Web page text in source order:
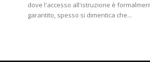
dove l'accesso all'istruzione è
garantito, spesso si dimentica che...